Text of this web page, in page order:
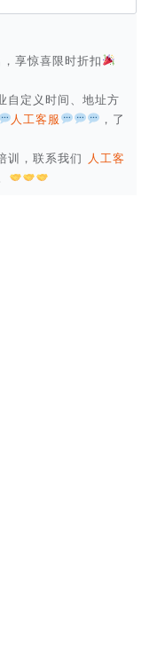
享惊喜限时折扣
自定义时间、地址方
人工客服
，了
训，联系我们 人工客